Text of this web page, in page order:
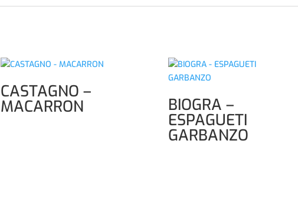
CASTAGNO –
MACARRON BIOGRA –
ESPAGUETI
GARBANZO